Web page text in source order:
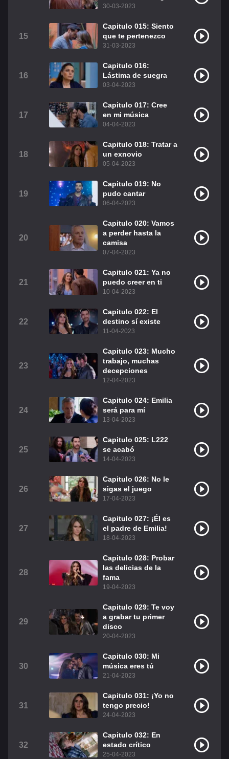
30-03-2023
15
Capitulo 015: Siento
que te pertenezco
31-03-2023
16
Capitulo 016:
Lástima de suegra
03-04-2023
17
Capitulo 017: Cree
en mi música
04-04-2023
18
Capitulo 018: Tratar a
un exnovio
05-04-2023
19
Capitulo 019: No
pudo cantar
06-04-2023
20
Capitulo 020: Vamos
a perder hasta la
camisa
07-04-2023
21
Capitulo 021: Ya no
puedo creer en ti
10-04-2023
22
Capitulo 022: El
destino sí existe
11-04-2023
23
Capitulo 023: Mucho
trabajo, muchas
decepciones
12-04-2023
24
Capitulo 024: Emilia
será para mí
13-04-2023
25
Capitulo 025: L222
se acabó
14-04-2023
26
Capitulo 026: No le
sigas el juego
17-04-2023
27
Capitulo 027: ¡Él es
el padre de Emilia!
18-04-2023
28
Capitulo 028: Probar
las delicias de la
fama
19-04-2023
29
Capitulo 029: Te voy
a grabar tu primer
disco
20-04-2023
30
Capitulo 030: Mi
música eres tú
21-04-2023
31
Capitulo 031: ¡Yo no
tengo precio!
24-04-2023
32
Capitulo 032: En
estado crítico
25-04-2023